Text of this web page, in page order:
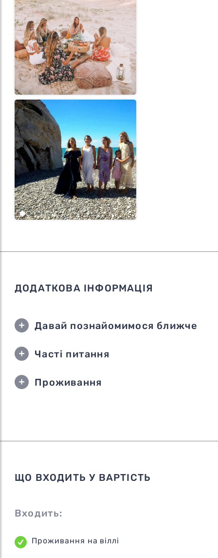
ДОДАТКОВА ІНФОРМАЦІЯ
Давай познайомимося ближче
Часті питання
Проживання
ЩО ВХОДИТЬ У ВАРТІСТЬ
Входить:
Проживання на віллі